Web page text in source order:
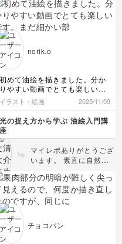
の紫もとても効いていま
す。緑、紫、赤も描いた
ら是非送ってください
norik.o
初めて油絵を描きました。分か
りやすい動画でとても楽しいで
す。まだ細かい部分を描き足し
たいです。
また違う物を描いてみたい！
イラスト・絵画 2025/11/09
光の捉え方から学ぶ 油絵入門講
座
マイレポありがとうござ
います。 素直に自然に
ですね！初めてとは思え
ない素晴らしい出来で
す。是非たくさん描いて
てまた是非見せてくださ
チョコパン